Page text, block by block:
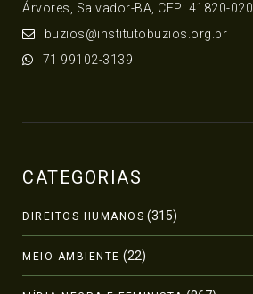
Árvores, Salvador-BA, CEP: 41820-020
buzios@institutobuzios.org.br
71 99102-3139
CATEGORIAS
DIREITOS HUMANOS (315)
MEIO AMBIENTE (22)